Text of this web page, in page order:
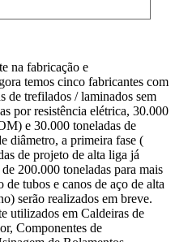
na fabricação e
temos cinco fabricantes com
de trefilados / laminados sem
por resistência elétrica, 30.000
e 30.000 toneladas de
diâmetro, a primeira fase (
de projeto de alta liga já
200.000 toneladas para mais
tubos e canos de aço de alta
serão realizados em breve.
utilizados em Caldeiras de
Componentes de